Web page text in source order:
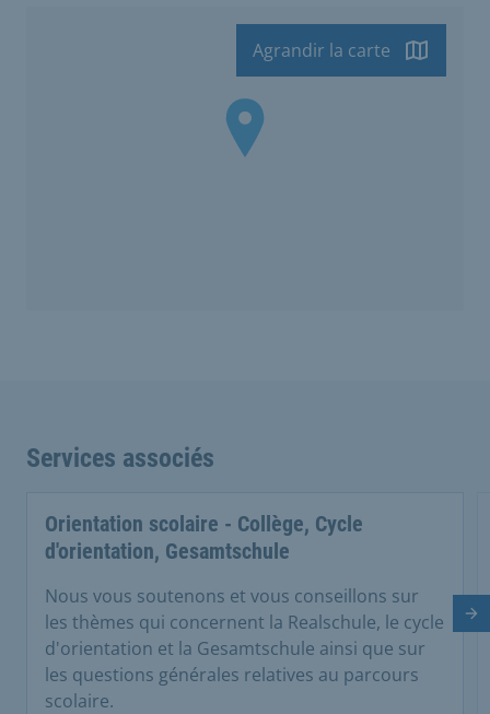
Agrandir la carte
Services associés
Orientation scolaire - Collège, Cycle
d'orientation, Gesamtschule
Nous vous soutenons et vous conseillons sur
les thèmes qui concernent la Realschule, le cycle
d'orientation et la Gesamtschule ainsi que sur
les questions générales relatives au parcours
scolaire.